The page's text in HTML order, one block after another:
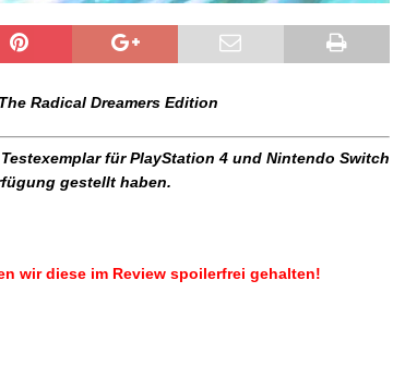
Radical Dreamers Edition
für PlayStation 4 und Nintendo Switch
gestellt haben.
wir diese im Review spoilerfrei gehalten!